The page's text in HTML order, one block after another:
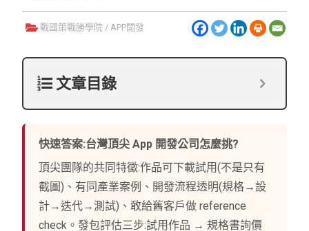
戰國策戰勝學院 /APP開發
文章目錄
快速答案:台灣頂尖 App 開發公司怎麼挑?
頂尖團隊的共同特徵:作品可下載試用(不是只有
截圖)、有同產業案例、開發流程透明(規格→設
計→迭代→測試)、敢給舊客戶做 reference
check。發包評估三步:試用作品 → 規格書詢價